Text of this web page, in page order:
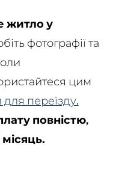
житло у
фотографії та
цим
переїзду.
повністю,